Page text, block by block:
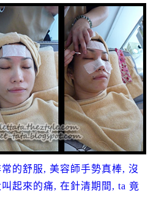
的舒服, 美容師手勢真棒, 沒
起來的痛, 在針清期間, ta 竟